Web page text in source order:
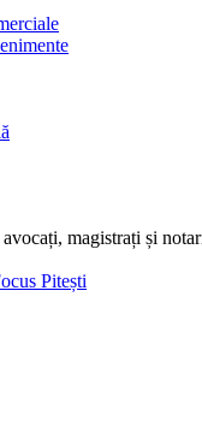
magistrați și